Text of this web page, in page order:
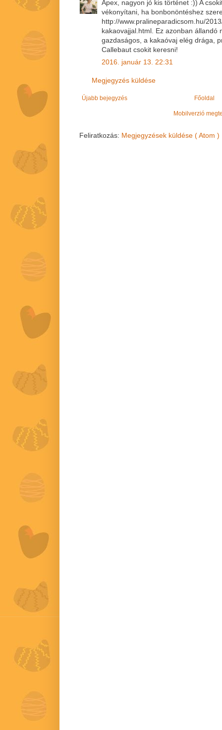
Apex, nagyon jó kis történet :)) A
vékonyítani, ha bonbonöntéshez
http://www.pralineparadicsom.hu/
kakaovajjal.html. Ez azonban állandó
gazdaságos, a kakaóvaj elég drága,
Callebaut csokit keresni!
2016. január 13. 22:31
Megjegyzés küldése
Újabb bejegyzés Főoldal
Mobilverzió
Feliratkozás: Megjegyzések küldése ( Atom )